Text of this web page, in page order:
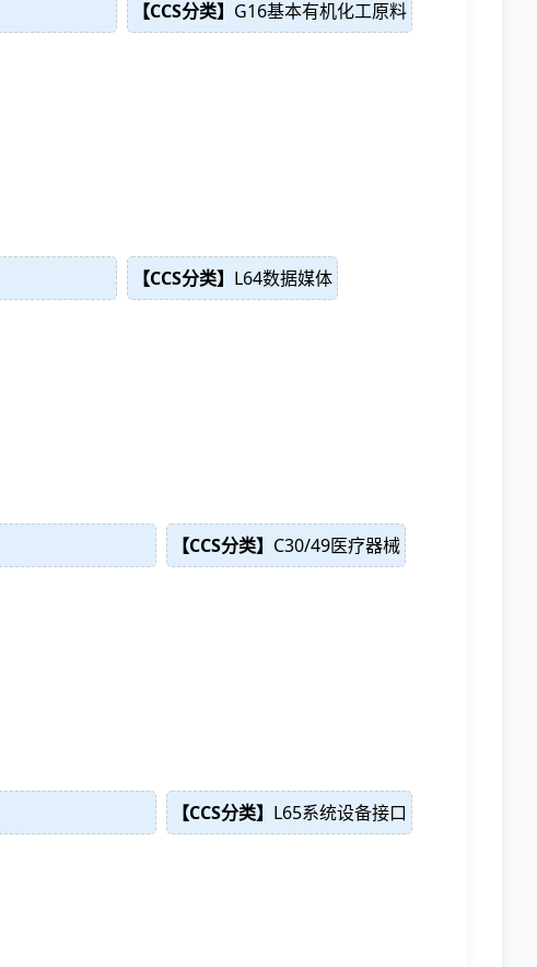
【CCS分类】 G16基本有机化工原料
【CCS分类】 L64数据媒体
【CCS分类】 C30/49医疗器械
【CCS分类】 L65系统设备接口